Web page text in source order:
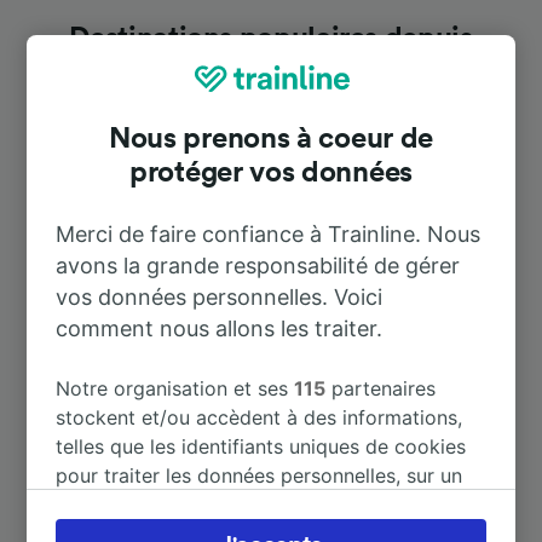
Destinations populaires depuis
Ostuni
À Bari Centrale 42 m
À Lecce
À Brindisi 18 m
Nous prenons à coeur de
protéger vos données
Merci de faire confiance à Trainline. Nous
avons la grande responsabilité de gérer
vos données personnelles. Voici
comment nous allons les traiter.
Notre organisation et ses115 partenaires
stockent et/ou accèdent à des informations,
telles que les identifiants uniques de cookies
pour traiter les données personnelles, sur un
préférences, notamment en exerçant votre